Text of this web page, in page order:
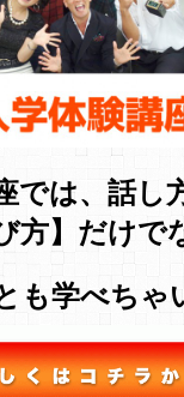
では、話し
方】だけで
も学べちゃ